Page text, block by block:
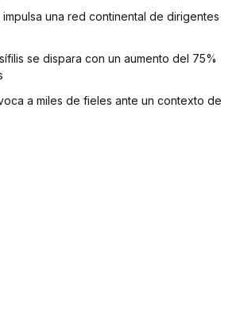
impulsa una red continental de dirigentes
se dispara con un aumento del 75%
a miles de fieles ante un contexto de